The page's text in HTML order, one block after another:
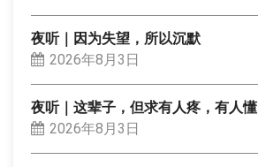
夜听｜因为失望，所以沉默
2026年8月3日
夜听｜这辈子，但求有人疼，有人懂
2026年8月3日